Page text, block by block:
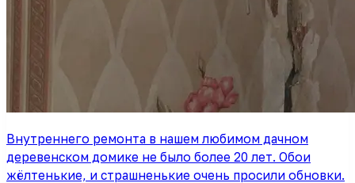
Внутреннего ремонта в нашем любимом дачном
деревенском домике не было более 20 лет. Обои
жёлтенькие, и страшненькие очень просили обновки.